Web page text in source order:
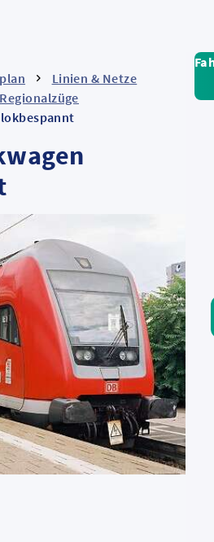
Linien & Netze
Regionalzüge